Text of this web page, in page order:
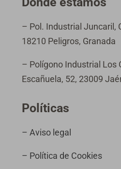
– Pol. Industrial Juncaril,
18210 Peligros, Granada
– Polígono Industrial Los
Escañuela, 52, 23009
Políticas
– Aviso legal
– Política de Cookies